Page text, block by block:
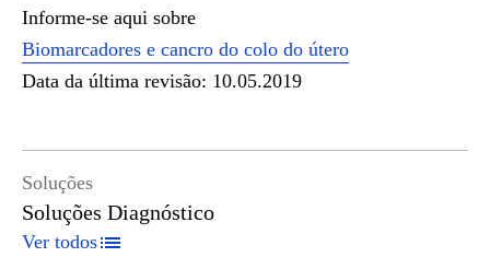
Informe-se aqui sobre
Biomarcadores e cancro do colo do útero
Data da última revisão: 10.05.2019
Soluções
Soluções Diagnóstico
Ver todos